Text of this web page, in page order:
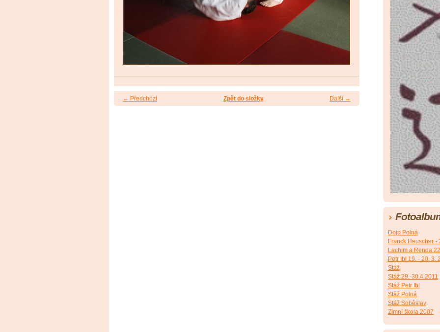
← Předchozí Další →
Zpět do složky
Dojo Polná
Franck Heuscher -
Lachim a Renda
Petr Ibl 19. - 20. 3.
Stáž
Stáž 29.-30.4.2011
Stáž Petr Ibl
Stáž Polná
Stáž Soběslav
Zimní škola 2007